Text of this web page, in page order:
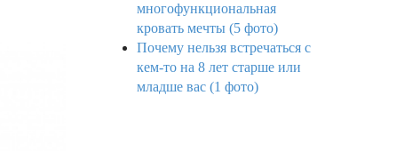
многофункциональная
кровать мечты (5 фото)
Почему нельзя встречаться с
кем-то на 8 лет старше или
младше вас (1 фото)